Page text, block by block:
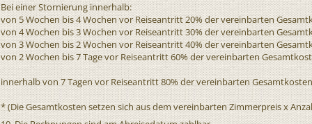
Bei einer Stornierung innerhalb:
von 5 Wochen bis 4 Wochen vor Reiseantritt 20% der vereinbarten
von 4 Wochen bis 3 Wochen vor Reiseantritt 30% der vereinbarten
von 3 Wochen bis 2 Wochen vor Reiseantritt 40% der vereinbarten
von 2 Wochen bis 7 Tage vor Reiseantritt 60% der vereinbarten
innerhalb von 7 Tagen vor Reiseantritt 80% der vereinbarten
* (Die Gesamtkosten setzen sich aus dem vereinbarten Zimmerpreis x